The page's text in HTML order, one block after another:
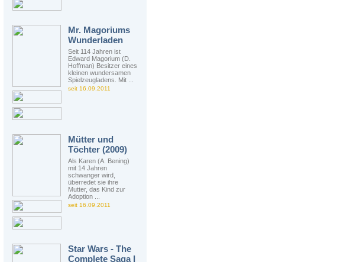
Mr. Magoriums
Wunderladen
Seit 114 Jahren ist
Edward Magorium (D.
Hoffman) Besitzer eines
kleinen wundersamen
Spielzeugladens. Mit ...
seit 16.09.2011
Mütter und
Töchter (2009)
Als Karen (A. Bening)
mit 14 Jahren
schwanger wird,
überredet sie ihre
Mutter, das Kind zur
Adoption ...
seit 16.09.2011
Star Wars - The
Complete Saga I